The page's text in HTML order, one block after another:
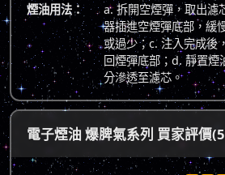
煙油用法：
a. 拆開空煙彈，取出濾
器插進空煙彈底部，緩
或過少；c. 注入完成後
回煙彈底部；d. 靜置煙
分滲透至濾芯。
電子煙油 爆脾氣系列 買家評價